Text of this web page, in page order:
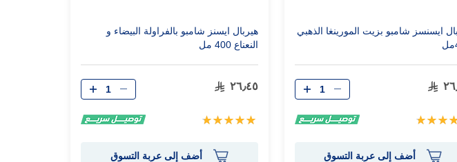
ايسنسز شامبو بزيت المورينغا الذهبي
الكمية
أضف إلى عربة التسوق
هيربال ايسنز شامبو بالفراولة البيضاء و
النعناع 400 مل
٢٦٫٤٥
تقييم:
الكمية
أضف إلى عربة التسوق